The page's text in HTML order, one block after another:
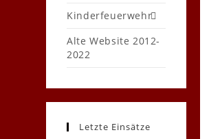
Kinderfeuerwehr
Alte Website 2012-
2022
Letzte Einsätze